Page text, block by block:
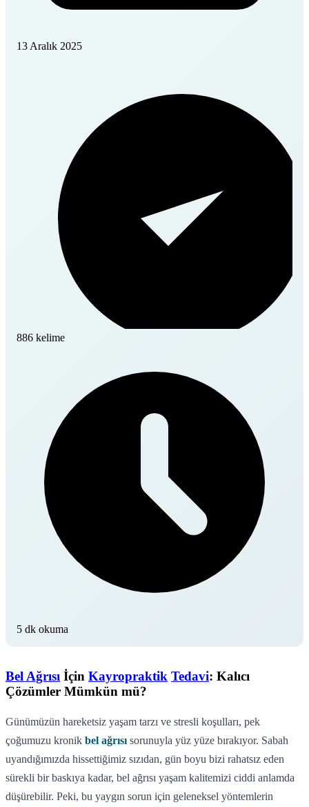
13 Aralık 2025
886 kelime
5 dk okuma
Bel Ağrısı İçin Kayropraktik Tedavi: Kalıcı
Çözümler Mümkün mü?
Günümüzün hareketsiz yaşam tarzı ve stresli koşulları, pek
çoğumuzu kronik bel ağrısı sorunuyla yüz yüze bırakıyor. Sabah
uyandığımızda hissettiğimiz sızıdan, gün boyu bizi rahatsız eden
sürekli bir baskıya kadar, bel ağrısı yaşam kalitemizi ciddi anlamda
düşürebilir. Peki, bu yaygın sorun için geleneksel yöntemlerin